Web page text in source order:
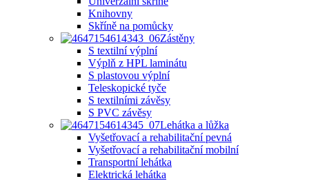
Knihovny
Skříně na pomůcky
Zástěny
S textilní výplní
Výplň z HPL laminátu
S plastovou výplní
Teleskopické tyče
S textilními závěsy
S PVC závěsy
Lehátka a lůžka
Vyšetřovací a rehabilitační pevná
Vyšetřovací a rehabilitační mobilní
Transportní lehátka
Elektrická lehátka